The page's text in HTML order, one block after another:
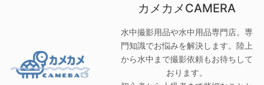
カメカメCAMERA
水中撮影用品や水中用品専門店。専
門知識でお悩みを解決します。陸上
から水中まで撮影依頼もお待ちして
おります。